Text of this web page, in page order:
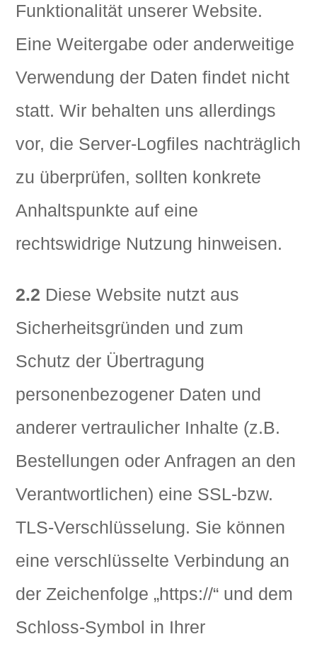
Funktionalität unserer Website.
Eine Weitergabe oder anderweitige
Verwendung der Daten findet nicht
statt. Wir behalten uns allerdings
vor, die Server-Logfiles nachträglich
zu überprüfen, sollten konkrete
Anhaltspunkte auf eine
rechtswidrige Nutzung hinweisen.
2.2 Diese Website nutzt aus
Sicherheitsgründen und zum
Schutz der Übertragung
personenbezogener Daten und
anderer vertraulicher Inhalte (z.B.
Bestellungen oder Anfragen an den
Verantwortlichen) eine SSL-bzw.
TLS-Verschlüsselung. Sie können
eine verschlüsselte Verbindung an
der Zeichenfolge „https://“ und dem
Schloss-Symbol in Ihrer